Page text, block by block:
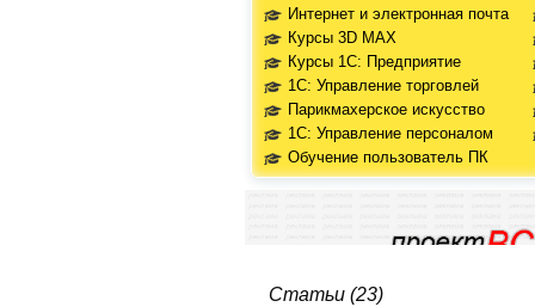
Интернет и электронная почта
Курсы 3D MAX
Курсы 1С: Предприятие
1С: Управление торговлей
Парикмахерское искусство
1С: Управление персоналом
Обучение пользователь ПК
Статьи (23)